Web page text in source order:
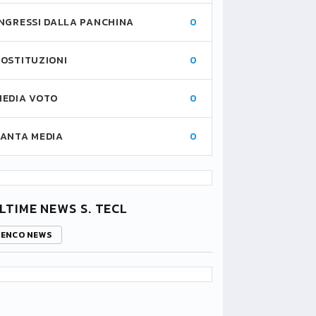
DALLA PANCHINA 0
0
VOTO 0
MEDIA 0
NEWS S. TECL
NEWS